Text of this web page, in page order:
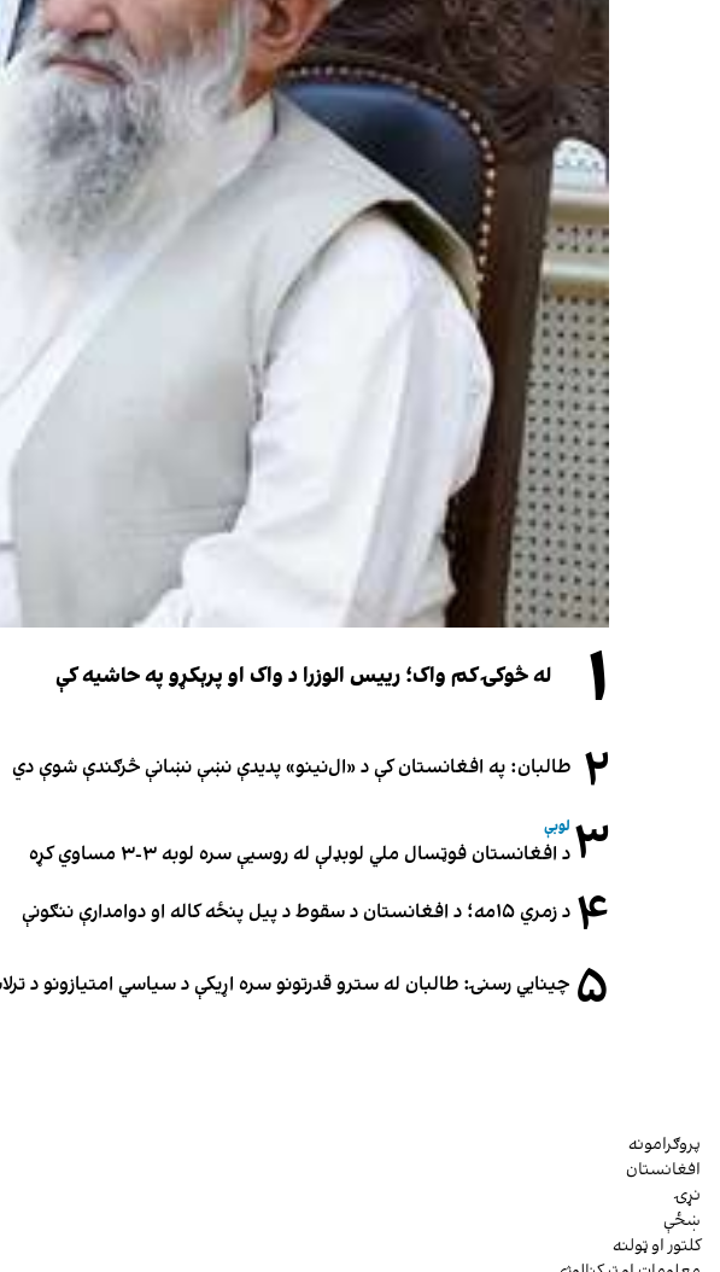
۱ له څوکۍ کم واک؛ رییس الوزرا د واک او پرېکړو په حاشیه کې
۲ طالبان: په افغانستان کې د «ال‌نینو» پدیدې نښې نښانې څرګندې شوې دي
۳ لوبې
د افغانستان فوټسال ملي لوبډلې له روسیې سره لوبه ۳-۳ مساوي کړه
۴ د زمري ۱۵مه؛ د افغانستان د سقوط د پیل پنځه کاله او دوامدارې ننګونې
۵ چینایي رسنۍ: طالبان له سترو قدرتونو سره اړیکې د سیاسي امتیازونو د
پروګرامونه
افغانستان
نړۍ
ښځې
کلتور او ټولنه